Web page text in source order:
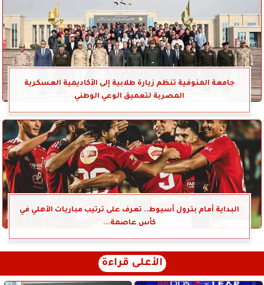
جامعة المنوفية تنظم زيارة طلابية إلى الأكاديمية العسكرية
المصرية لتعميق الوعي الوطني
البداية أمام بترول أسيوط.. تعرف على ترتيب مباريات الأهلي في
كأس عاصمة...
الأعلى قراءة